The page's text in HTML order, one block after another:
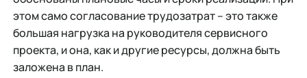
этом само согласование трудозатрат – это также
большая нагрузка на руководителя сервисного
проекта, и она, как и другие ресурсы, должна быть
заложена в план.